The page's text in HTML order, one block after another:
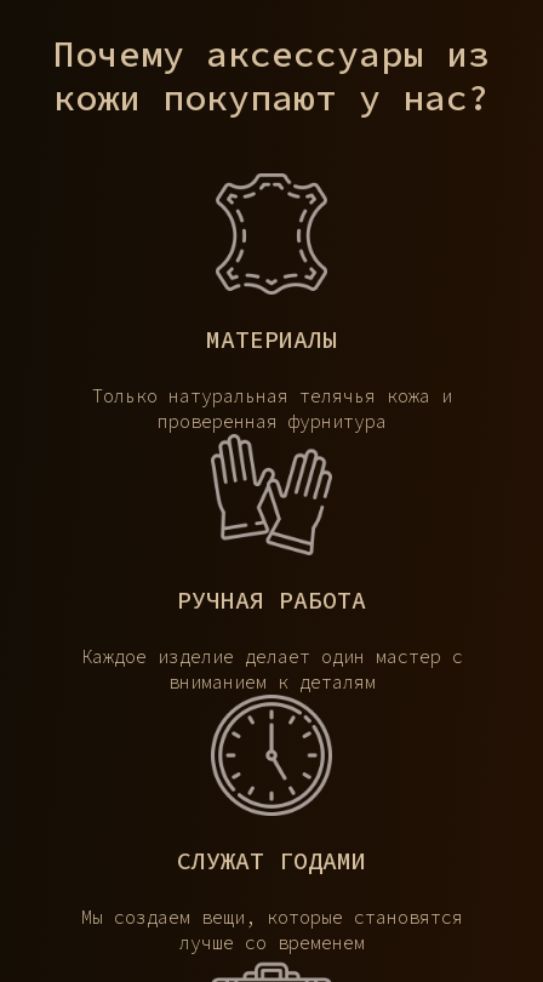
Почему аксессуары из
кожи покупают у нас?
МАТЕРИАЛЫ
Только натуральная телячья кожа и
проверенная фурнитура
РУЧНАЯ РАБОТА
Каждое изделие делает один мастер с
вниманием к деталям
СЛУЖАТ ГОДАМИ
Мы создаем вещи, которые становятся
лучше со временем